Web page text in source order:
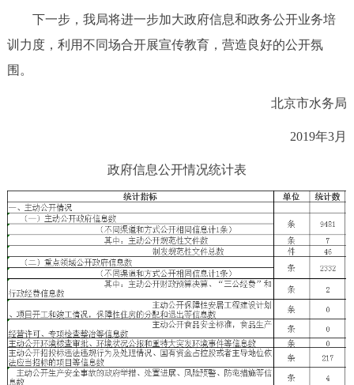
下一步，我局将进一步加大政府信息和政务公开业务培
训力度，利用不同场合开展宣传教育，营造良好的公开氛
围。
北京市水务局
2019年3月
政府信息公开情况统计表